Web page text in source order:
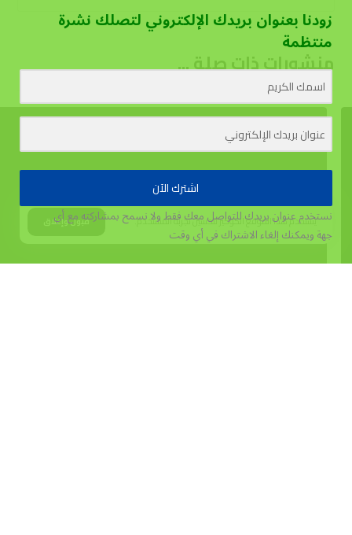
منشورات ذات صلة ...
يستخدم هذا الموقع الكوكيز لتحسين تجربة المستخدم. قبول وإغلاق
زودنا بعنوان بريدك الإلكتروني لتصلك نشرة
منتظمة
اشترك الآن
نستخدم عنوان بريدك للتواصل معك فقط ولا نسمح بمشاركته مع أي
جهةويمكنك إلغاء الاشتراك في أي وقت